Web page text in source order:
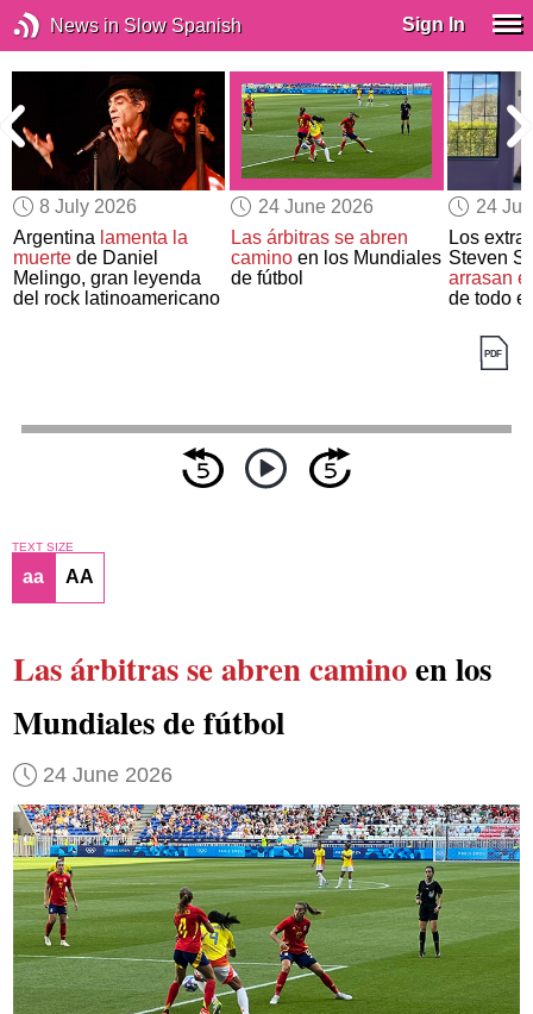
News in Slow Spanish Sign In
8 July 2026
Argentina lamenta la
muertede Daniel
Melingo, gran leyenda
del rock latinoamericano
24 June 2026
Las árbitras se abren
camino en los Mundiales
de fútbol
24
Los
Steven
arrasan
de todo
TEXT SIZE
aa AA
Las árbitras se abren caminoen los
Mundiales de fútbol
24 June 2026